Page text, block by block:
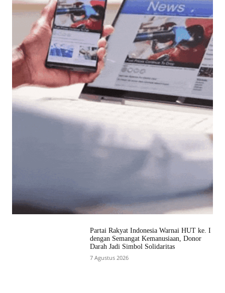
Partai Rakyat Indonesia Warnai HUT ke. I
dengan Semangat Kemanusiaan, Donor
Darah Jadi Simbol Solidaritas
7 Agustus 2026